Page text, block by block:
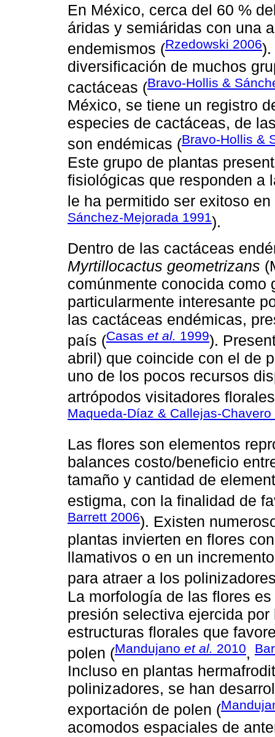
En México, cerca del 60 %
áridas y semiáridas con una
endemismos (Rzedowski 2006).
diversificación de muchos
cactáceas (Bravo-Hollis &
México, se tiene un registro
especies de cactáceas, de
son endémicas (Bravo-Hollis &
Este grupo de plantas
fisiológicas que responden a
le ha permitido ser exitoso
Sánchez-Mejorada 1991).
Dentro de las cactáceas
Myrtillocactus geometrizans
comúnmente conocida como
particularmente interesante
las cactáceas endémicas,
país (Casas et al. 1999).
abril) que coincide con el de
uno de los pocos recursos
artrópodos visitadores
Maqueda-Díaz & Callejas-Chavero
Las flores son elementos
balances costo/beneficio
tamaño y cantidad de
estigma, con la finalidad de
Barrett 2006). Existen
plantas invierten en flores
llamativos o en un
para atraer a los
La morfología de las flores
presión selectiva ejercida
estructuras florales que
polen (Mandujano et al. 2010,
Incluso en plantas
polinizadores, se han
exportación de polen (
acomodos espaciales de